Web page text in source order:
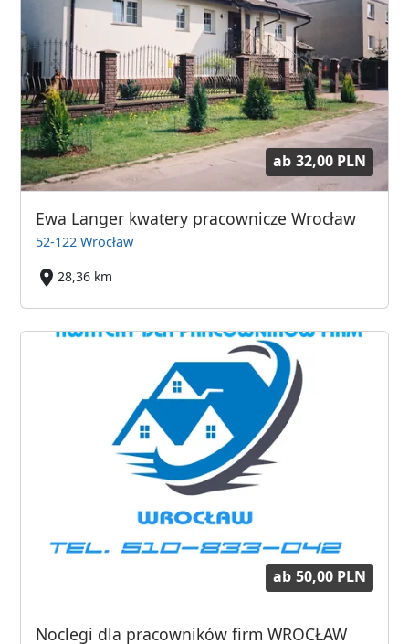
ab 32,00 PLN
Ewa Langer kwatery pracownicze Wrocław
52-122 Wrocław
28,36 km
ab 50,00 PLN
Noclegi dla pracowników firm WROCŁAW